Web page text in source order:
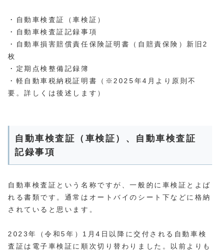
・自動車検査証（車検証）
・自動車検査証記録事項
・自動車損害賠償責任保険証明書（自賠責保険）新旧2
枚
・定期点検整備記録簿
・軽自動車税納税証明書（※2025年4月より原則不
要。詳しくは後述します）
自動車検査証（車検証）、自動車検査証
記録事項
自動車検査証という名称ですが、一般的に車検証とよば
れる書類です。通常はオートバイのシート下などに格納
されていると思います。
2023年（令和5年）1月4日以降に交付される自動車検
査証は電子車検証に順次切り替わりました。以前よりも